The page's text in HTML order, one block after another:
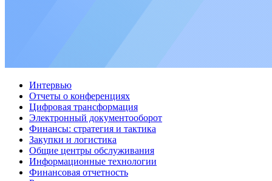
Интервью
Отчеты о конференциях
Цифровая трансформация
Электронный документооборот
Финансы: стратегия и тактика
Закупки и логистика
Общие центры обслуживания
Информационные технологии
Финансовая отчетность